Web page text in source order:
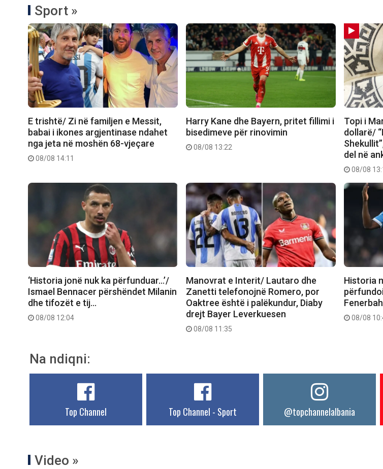
Sport »
E trishtë/ Zi në familjen e Messit,
babai i ikones argjentinase ndahet
nga jeta në moshën 68-vjeçare
08/08 14:11
Harry Kane dhe Bayern, pritet fillimi i
bisedimeve për rinovimin
08/08 13:22
Topi i
dollarë/
del në
08/08
‘Historia jonë nuk ka përfunduar…’/
Ismael Bennacer përshëndet Milanin
dhe tifozët e tij…
08/08 12:04
Manovrat e Interit/ Lautaro dhe
Zanetti telefonojnë Romero, por
Oaktree është i palëkundur, Diaby
drejt Bayer Leverkuesen
08/08 11:35
Historia
08/08
Na ndiqni:
Top Channel Top Channel - Sport @topchannelalbania
Video »